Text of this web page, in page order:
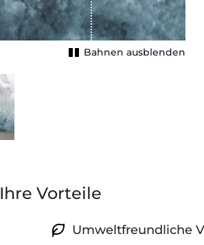
Bahnen ausblenden
Ihre Vorteile
Umweltfreundliche